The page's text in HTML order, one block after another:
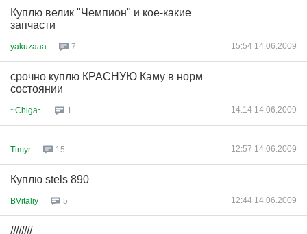
Куплю велик "Чемпион" и кое-какие
запчасти
yakuzaaa 7 15:54 14.06.2009
срочно куплю КРАСНУЮ Каму в норм
состоянии
~Chiga~ 1 14:14 14.06.2009
Timyr 15 12:57 14.06.2009
Куплю stels 890
BVitaliy 5 12:44 14.06.2009
////////